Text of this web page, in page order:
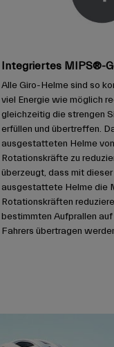
Integriertes MIPS®-
Alle Giro-Helme sind so
viel Energie wie möglich
gleichzeitig die strengen
erfüllen und übertreffen.
ausgestatteten Helme
Rotationskräfte zu
überzeugt, dass mit
ausgestattete Helme die
Rotationskräften
bestimmten Aufprallen auf
Fahrers übertragen